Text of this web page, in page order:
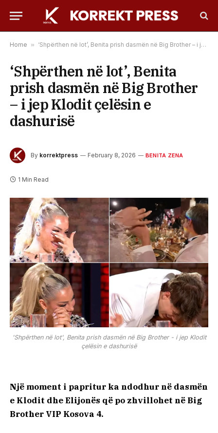
Home » ‘Shpërthen në lot’, Benita prish dasmën në Big Brother – i jep Klodit çelësin e dashurisë
‘Shpërthen në lot’, Benita
prish dasmën në Big Brother
– i jep Klodit çelësin e
dashurisë
By korrektpress February 8, 2026 BENITA ZENA
1 Min Read
'Shpërthen në lot', Benita prish dasmën në Big Brother - i jep Klodit
çelësin e dashurisë
Një moment i papritur ka ndodhur në dasmën
e Klodit dhe Elijonës që po zhvillohet në Big
Brother VIP Kosova 4.